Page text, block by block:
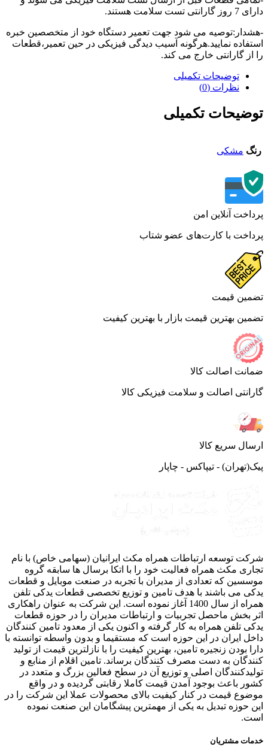
تست سلامت هستند.
می شود جهت تعمیر دستگاه خود از متخصصین خبره
نمایید.هرگونه آسیب دیدگی فیزیکی در حین تعمیر،قطعات
گارانتی خارج می کند.
توضیحات تکمیلی
نظرات (0)
تکمیلی
مشکی
آنلاین امن
با کارت‌های عضو شتاب
قیمت
بهترین قیمت بازار با بهترین کیفیت
اصالت کالا
اصالت و سلامت فیزیکی کالا
سریع کالا
- تیپاکس - چاپار
توسعه ارتباطات همراه مکث ایرانیان (سهامی خاص) با نام
مکث همراه فعالیت خود را با اتکا برسال ها سابقه گروه
که تعدادی از مدیران با تجربه در صنعت موبایل و قطعات
می باشند با هدف تامین و توزیع تخصصی قطعات یدکی تلفن
همراه از سال 1400 آغاز نموده است. این شرکت به عنوان راهکاری
بخش ماحصل تجربیات و ارتباطات مدیران را در حوزه قطعات
تلفن همراه به کار گرفته و اکنون یکی از معدود تامین کنندگان
ایران در این حوزه است که مستقیما و بدون واسطه توانسته با
بودن زنجیره تامین، بهترین کیفیت را با نازلترین قیمت از تولید
به دست مصرف کنندگان برساند. تامین اقلام از منابع و
اصلی و توزیع آن در سطح فعالین بزرگ و متعدد در
باعث بوجود آمدن قیمت کاملا رقابتی گردیده و در واقع
قیمت در کنار کیفیت بالای محصولات عملا این شرکت را در
حوزه تبدیل به یکی از مهمترین پیشگامان این صنعت نموده
مشتریان